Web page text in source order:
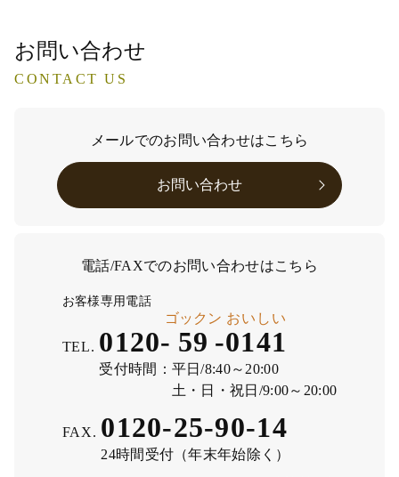
お問い合わせ
CONTACT US
メールでのお問い合わせはこちら
お問い合わせ
電話/FAXでのお問い合わせはこちら
お客様専用電話
TEL. 0120- 59
ゴックン
-0141
おいしい
受付時間： 平日/8:40～20:00
土・日・祝日/9:00～20:00
FAX. 0120-25-90-14
24時間受付（年末年始除く）